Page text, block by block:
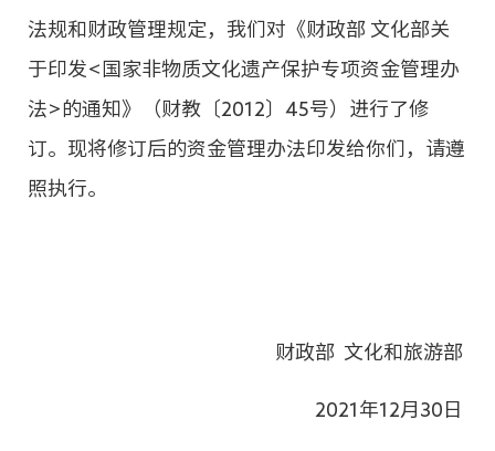
法规和财政管理规定，我们对《财政部 文化部关
于印发<国家非物质文化遗产保护专项资金管理办
法>的通知》（财教〔2012〕45号）进行了修
订。现将修订后的资金管理办法印发给你们，请遵
照执行。
财政部 文化和旅游部
2021年12月30日